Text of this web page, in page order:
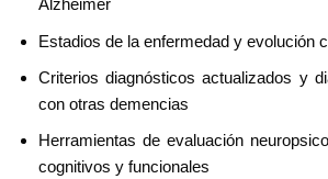
Alzheimer
Estadios de la enfermedad y evolución
Criterios diagnósticos actualizados y
con otras demencias
Herramientas de evaluación
cognitivos y funcionales